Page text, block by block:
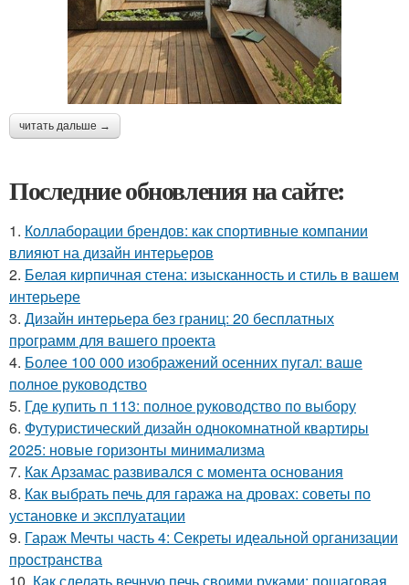
читать дальше →
Последние обновления на сайте:
1. Коллаборации брендов: как спортивные компании
влияют на дизайн интерьеров
2. Белая кирпичная стена: изысканность и стиль в вашем
интерьере
3. Дизайн интерьера без границ: 20 бесплатных
программ для вашего проекта
4. Более 100 000 изображений осенних пугал: ваше
полное руководство
5. Где купить п 113: полное руководство по выбору
6. Футуристический дизайн однокомнатной квартиры
2025: новые горизонты минимализма
7. Как Арзамас развивался с момента основания
8. Как выбрать печь для гаража на дровах: советы по
установке и эксплуатации
9. Гараж Мечты часть 4: Секреты идеальной организации
пространства
10. Как сделать вечную печь своими руками: пошаговая